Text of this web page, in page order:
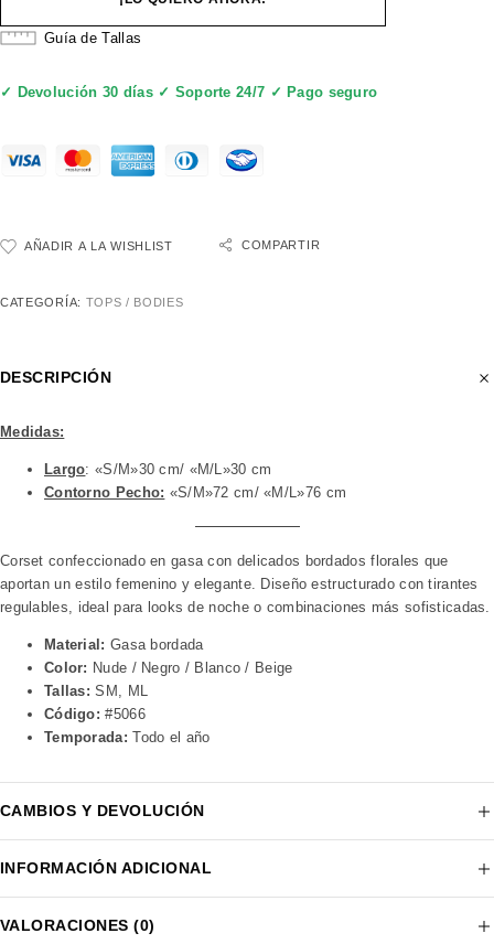
Guía de Tallas
✓ Devolución 30 días ✓ Soporte 24/7 ✓ Pago seguro
AÑADIR A LA WISHLIST COMPARTIR
CATEGORÍA: TOPS / BODIES
DESCRIPCIÓN
Medidas:
Largo: «S/M»30 cm/ «M/L»30 cm
Contorno Pecho: «S/M»72 cm/ «M/L»76 cm
Corset confeccionado en gasa con delicados bordados florales que
aportan un estilo femenino y elegante. Diseño estructurado con tirantes
regulables, ideal para looks de noche o combinaciones más sofisticadas.
Material: Gasa bordada
Color: Nude / Negro / Blanco / Beige
Tallas: SM, ML
Código: #5066
Temporada: Todo el año
CAMBIOS Y DEVOLUCIÓN
INFORMACIÓN ADICIONAL
VALORACIONES (0)